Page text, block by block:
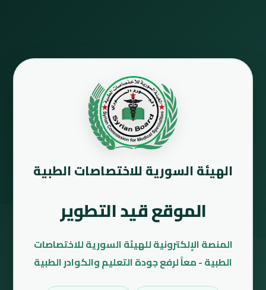
الهيئة السورية للاختصاصات الطبية
الموقع قيد التطوير
المنصة الإلكترونية للهيئة السورية للاختصاصات
الطبية - معاً لرفع جودة التعليم والكوادر الطبية